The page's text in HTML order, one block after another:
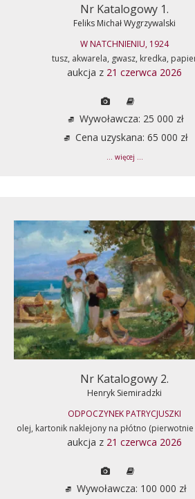
Nr Katalogowy 1.
Feliks Michał Wygrzywalski
W NATCHNIENIU, 1924
tusz, akwarela, gwasz, kredka,
aukcja z 21 czerwca 2026
Wywoławcza: 25 000 zł
Cena uzyskana: 65 000 zł
... więcej ...
Nr Katalogowy 2.
Henryk Siemiradzki
ODPOCZYNEK PATRYCJUSZKI
olej, kartonik naklejony na płótno (pierwotnie
aukcja z 21 czerwca 2026
Wywoławcza: 100 000 zł